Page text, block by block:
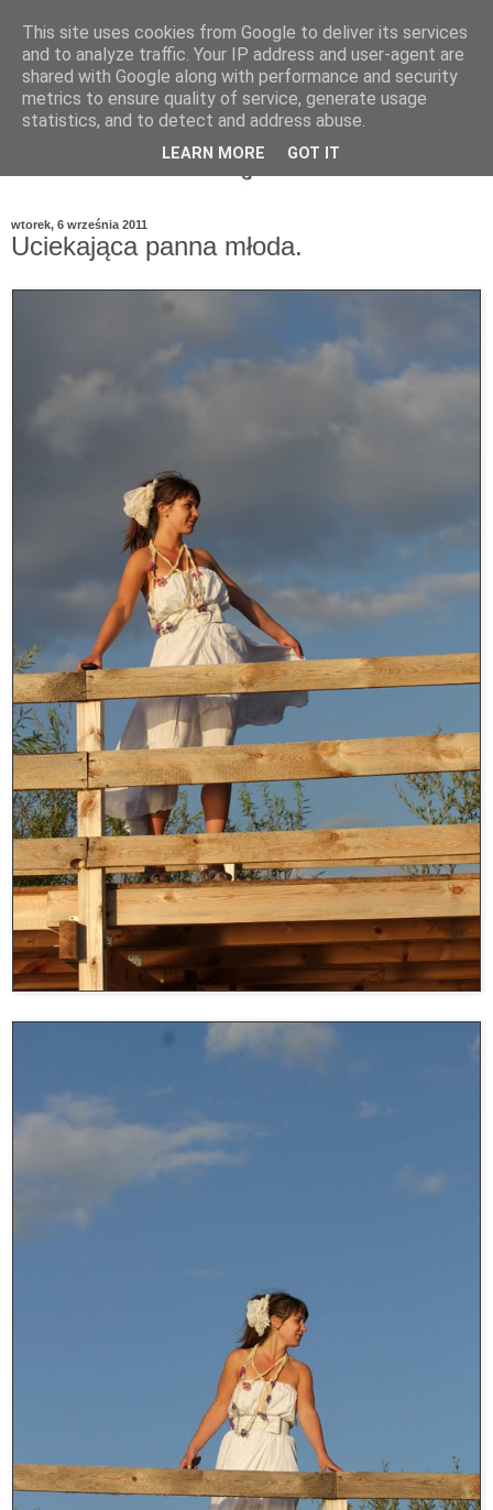
wtorek, 6 września 2011
Uciekająca panna młoda.
This site uses cookies from Google to deliver its services
and to analyze traffic. Your IP address and user-agent are
shared with Google along with performance and security
metrics to ensure quality of service, generate usage
statistics, and to detect and address abuse.
LEARN MORE GOT IT